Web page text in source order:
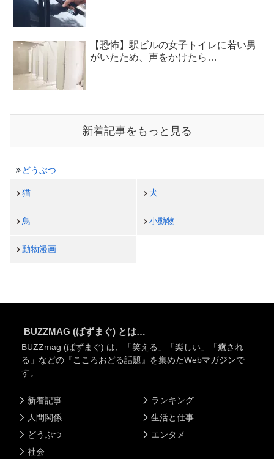
【恐怖】駅ビルの女子トイレに若い男
がいたため、声をかけたら…
新着記事をもっと見る
どうぶつ
猫 犬
鳥 小動物
動物漫画
BUZZMAG (ばずまぐ) とは…
BUZZmag (ばずまぐ) は、「笑える」「楽しい」「癒され
る」などの『こころおどる話題』を集めたWebマガジンで
す。
新着記事
人間関係
どうぶつ
社会
ランキング
生活と仕事
エンタメ